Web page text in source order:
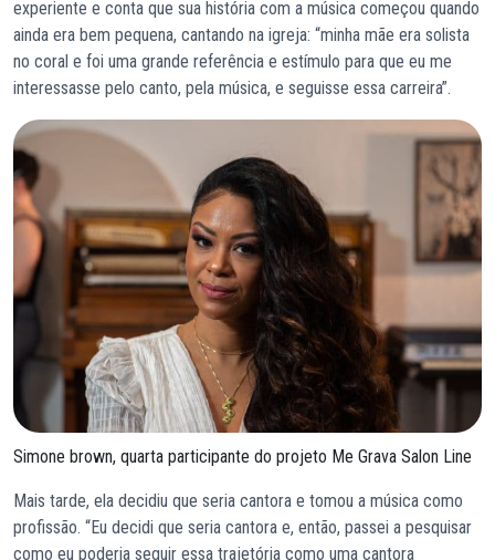
experiente e conta que sua história com a música começou quando
ainda era bem pequena, cantando na igreja: “minha mãe era solista
no coral e foi uma grande referência e estímulo para que eu me
interessasse pelo canto, pela música, e seguisse essa carreira”.
Simone brown, quarta participante do projeto Me Grava Salon Line
Mais tarde, ela decidiu que seria cantora e tomou a música como
profissão. “Eu decidi que seria cantora e, então, passei a pesquisar
como eu poderia seguir essa trajetória como uma cantora